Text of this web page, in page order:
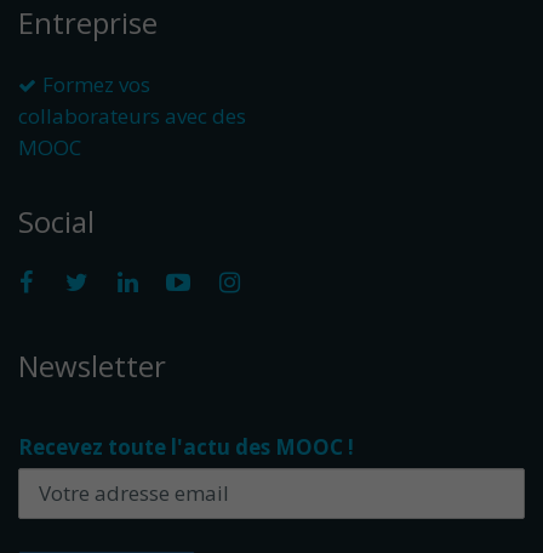
Entreprise
Formez vos
collaborateurs avec des
MOOC
Social
Newsletter
Recevez toute l'actu des MOOC !